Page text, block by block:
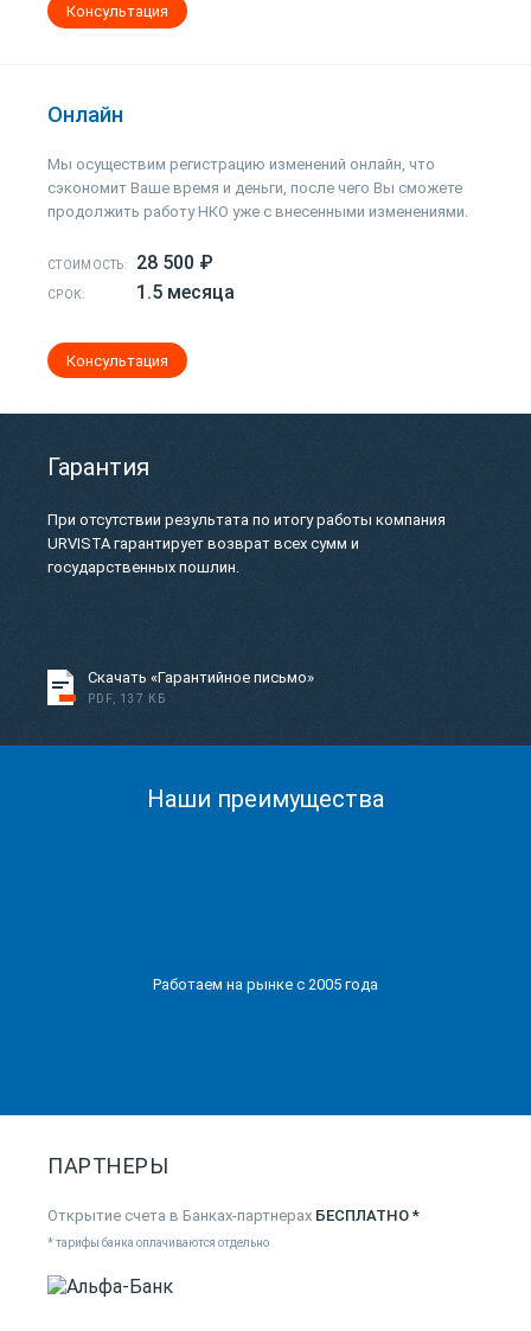
Консультация
Онлайн
Мы осуществим регистрацию изменений онлайн, что
сэкономит Ваше время и деньги, после чего Вы сможете
продолжить работу НКО уже с внесенными изменениями.
СТОИМОСТЬ: 28 500 ₽
СРОК: 1.5 месяца
Консультация
Гарантия
При отсутствии результата по итогу работы компания
URVISTA гарантирует возврат всех сумм и
государственных пошлин.
Скачать «Гарантийное письмо»
PDF, 137 КБ
Наши преимущества
Работаем на рынке с 2005 года
ПАРТНЕРЫ
Открытие счета в Банках-партнерах БЕСПЛАТНО *
* тарифы банка оплачиваются отдельно